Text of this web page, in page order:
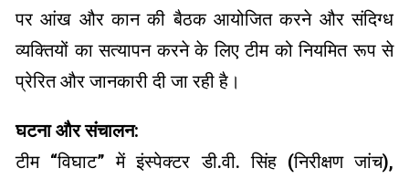
पर आंख और कान की बैठक आयोजित करने और संदिग्ध
व्यक्तियों का सत्यापन करने के लिए टीम को नियमित रूप से
प्रेरित और जानकारी दी जा रही है।
घटना और संचालन:
टीम “विघाट” में इंस्पेक्टर डी.वी. सिंह (निरीक्षण जांच),